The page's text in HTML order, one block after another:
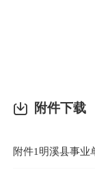
附件下载
附件1明溪县事业